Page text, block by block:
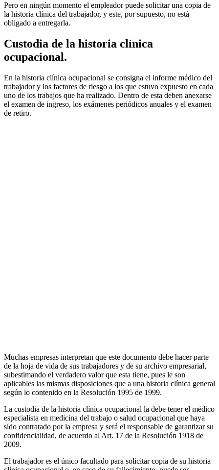
Pero en ningún momento el empleador puede solicitar una copia de
la historia clínica del trabajador, y este, por supuesto, no está
obligado a entregarla.
Custodia de la historia clínica
ocupacional.
En la historia clínica ocupacional se consigna el informe médico del
trabajador y los factores de riesgo a los que estuvo expuesto en cada
uno de los trabajos que ha realizado. Dentro de esta deben anexarse
el examen de ingreso, los exámenes periódicos anuales y el examen
de retiro.
Muchas empresas interpretan que este documento debe hacer parte
de la hoja de vida de sus trabajadores y de su archivo empresarial,
subestimando el verdadero valor que esta tiene, pues le son
aplicables las mismas disposiciones que a una historia clínica general
según lo contenido en la Resolución 1995 de 1999.
La custodia de la historia clínica ocupacional la debe tener el médico
especialista en medicina del trabajo o salud ocupacional que haya
sido contratado por la empresa y será el responsable de garantizar su
confidencialidad, de acuerdo al Art. 17 de la Resolución 1918 de
2009.
El trabajador es el único facultado para solicitar copia de su historia